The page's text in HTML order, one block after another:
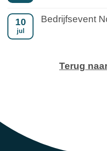
10
jul
Bedrijfsevent
Terug